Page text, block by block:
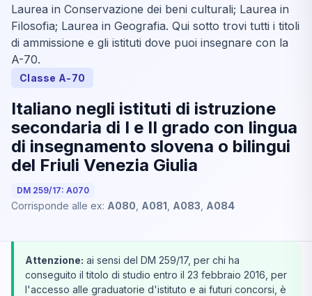
Laurea in Conservazione dei beni culturali; Laurea in
Filosofia; Laurea in Geografia. Qui sotto trovi tutti i titoli
di ammissione e gli istituti dove puoi insegnare con la
A-70.
Classe A-70
Italiano negli istituti di istruzione
secondaria di I e II grado con lingua
di insegnamento slovena o bilingui
del Friuli Venezia Giulia
DM 259/17: A070
Corrisponde alle ex: A080 A081 A083 A084
Attenzione: ai sensi del DM 259/17, per chi ha
conseguito il titolo di studio entro il 23 febbraio 2016, per
l'accesso alle graduatorie d'istituto e ai futuri concorsi, è